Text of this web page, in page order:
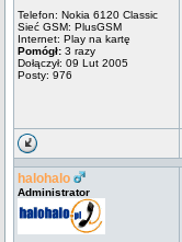
Telefon: Nokia 6120 Classic
Sieć GSM: PlusGSM
Internet: Play na kartę
Pomógł: 3 razy
Dołączył: 09 Lut 2005
Posty: 976
halohalo
Administrator